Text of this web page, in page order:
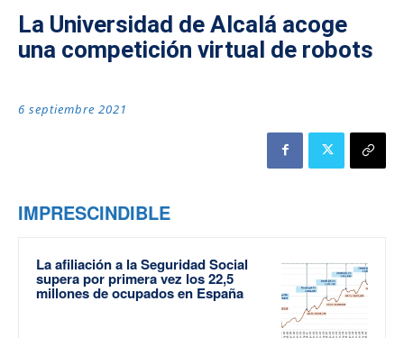
La Universidad de Alcalá acoge
una competición virtual de robots
6 septiembre 2021
IMPRESCINDIBLE
La afiliación a la Seguridad Social
supera por primera vez los 22,5
millones de ocupados en España